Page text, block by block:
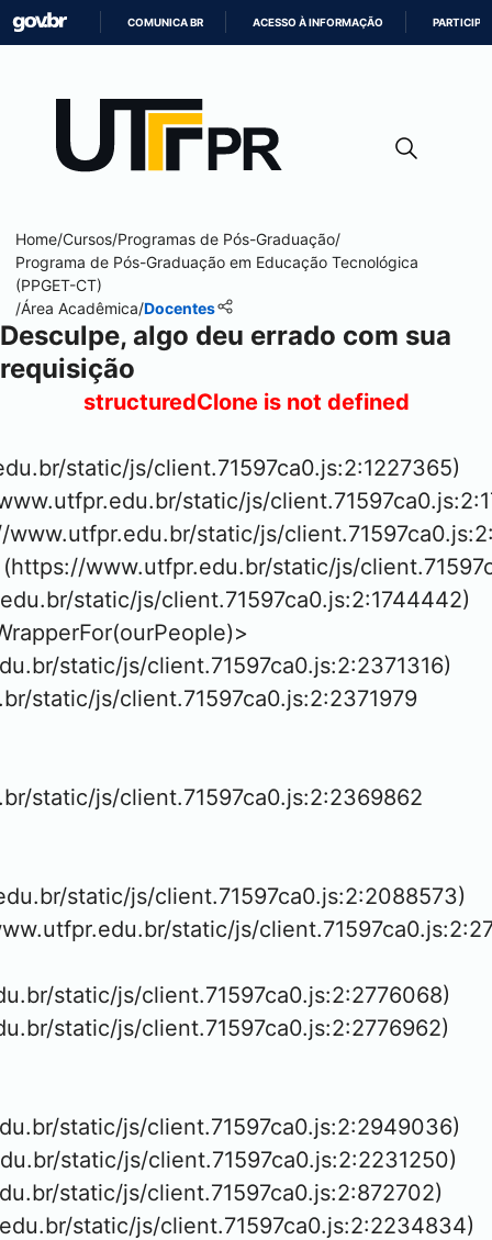
CONTEÚDO
COMUNICA BR ACESSO À INFORMAÇÃO PARTICIPE
Home/Cursos/Programas de Pós-Graduação/
Programa de Pós-Graduação em Educação Tecnológica
(PPGET-CT)
/Área Acadêmica/Docentes
Desculpe, algo deu errado com sua
requisição
structuredClone is not defined
static/js/client.71597ca0.js:2:1227365)
static/js/
www.utfpr.edu.br/static/js/
www.utfpr.edu.br/static/js/
static/js/client.71597ca0.js:2:1744442)
static/js/client.71597ca0.js:2:2371316)
static/js/client.71597ca0.js:2:2371979
static/js/client.71597ca0.js:2:2369862
static/js/client.71597ca0.js:2:2088573)
static/js/
static/js/client.71597ca0.js:2:2776068)
static/js/client.71597ca0.js:2:2776962)
static/js/client.71597ca0.js:2:2949036)
static/js/client.71597ca0.js:2:2231250)
static/js/client.71597ca0.js:2:872702)
static/js/client.71597ca0.js:2:2234834)